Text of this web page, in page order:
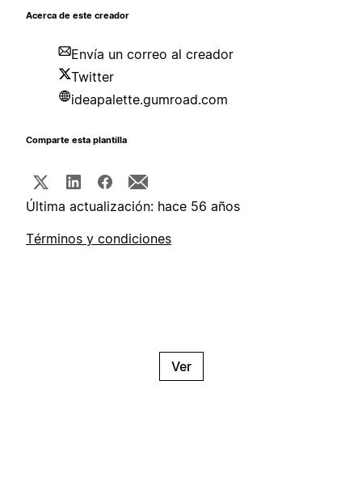
Acerca de este creador
Envía un correo al creador
Twitter
ideapalette.gumroad.com
Comparte esta plantilla
Última actualización: hace 56 años
Términos y condiciones
Ver